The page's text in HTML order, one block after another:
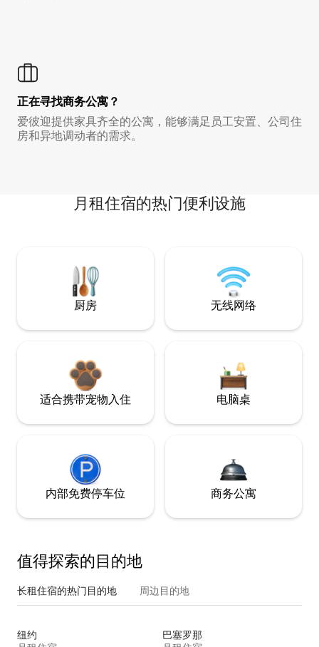
正在寻找商务公寓？
爱彼迎提供家具齐全的公寓，能够满足员工安置、公司住
房和异地调动者的需求。
月租住宿的热门便利设施
厨房 无线网络
适合携带宠物入住 电脑桌
内部免费停车位 商务公寓
值得探索的目的地
长租住宿的热门目的地 周边目的地
纽约
巴塞罗那